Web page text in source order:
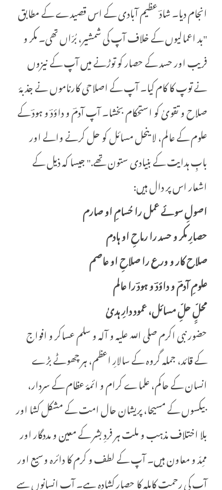
انجام دیا۔ شادؔ عظیم آبادی کے اس قصیدے کے مطابق
"بد اعمالیوں کے خلاف آپ کی شمشیر، بُرّاں تھی۔ مکر و
فریب اور حسد کے حصار کو توڑنے میں آپ کے نیزوں
نے توپ کا کام کیا۔ آپ کے اصلاحی کارناموں نے جذبۂ
صلاح و تقویٰ کو استحکام بخشا۔ آپ آدمؔ و داؤدؔ و ہودؔ کے
علوم کے عالم، لا ینحل مسائل کو حل کرنے والے اور
بابِ ہدایت کے بنیادی ستون تھے." جیسا کہ ذیل کے
اشعار اس پر دال ہیں:
اصولِ سوئے عمل را حُسامِ او صارم
حصارِ مکر و حسد را رماحِ او ہادم
صلاح کار و ورع را صلاحِ او عاصم
علومِ آدمؔ و داؤدؔ و ہودؔ را عالم
محلِِّ حلِّ مسائل، عمود دارِ ہدیٰ
حضور نبی اکرم صلی اللہ علیہ و آلہ و سلم عساکر و افواج
کے قائد، جملہ گروہ کے سالارِ اعظم، ہر چھوٹے بڑے
انسان کے حاکم، علماے کرام و ائمۂ عظام کے سردار،
بیکسوں کے مسیحا، پریشان حال امت کے مشکل کشا اور
بلا اختلاف مذہب و ملت ہر فردِ بشر کے معین و مددگار اور
ممِدّ و معاون ہیں۔ آپ کے لطف و کرم کا دائرہ وسیع اور
آپ کی رحمتِ کاملہ کا حصار کشادہ ہے۔ آپ انسانوں سے